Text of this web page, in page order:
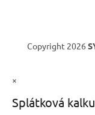
Copyright 2026
×
Splátková